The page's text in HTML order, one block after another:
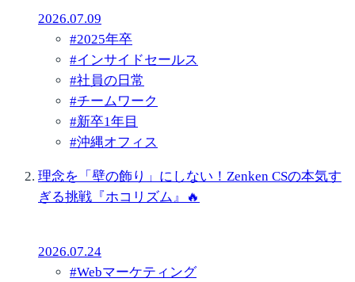
2026.07.09
#2025年卒
#インサイドセールス
#社員の日常
#チームワーク
#新卒1年目
#沖縄オフィス
理念を「壁の飾り」にしない！Zenken CSの本気す
ぎる挑戦『ホコリズム』🔥
2026.07.24
#Webマーケティング